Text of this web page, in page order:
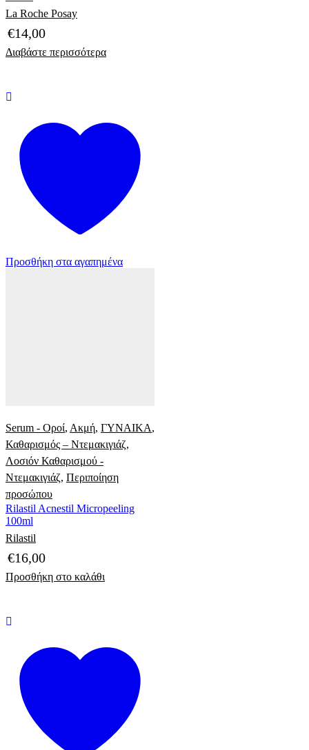
La Roche Posay
€14,00
Διαβάστε περισσότερα
Προσθήκη στα αγαπημένα
Serum - Οροί, Ακμή, ΓΥΝΑΙΚΑ,
Καθαρισμός – Ντεμακιγιάζ,
Λοσιόν Καθαρισμού -
Ντεμακιγιάζ, Περιποίηση
προσώπου
Rilastil Acnestil Micropeeling
100ml
Rilastil
€16,00
Προσθήκη στο καλάθι